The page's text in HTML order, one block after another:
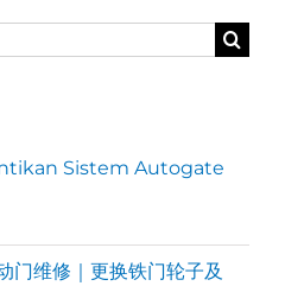
Sistem Autogate
维修｜更换铁门轮子及